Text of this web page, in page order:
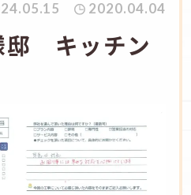
2020.04.04
キッチン